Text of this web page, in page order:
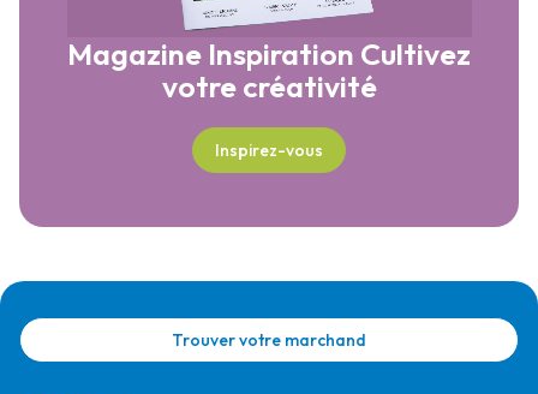
Magazine Inspiration Cultivez
votre créativité
Inspirez-vous
Trouver votre marchand